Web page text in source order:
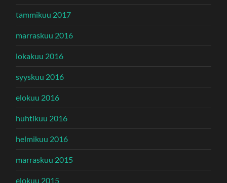
tammikuu 2017
marraskuu 2016
lokakuu 2016
syyskuu 2016
elokuu 2016
huhtikuu 2016
helmikuu 2016
marraskuu 2015
elokuu 2015